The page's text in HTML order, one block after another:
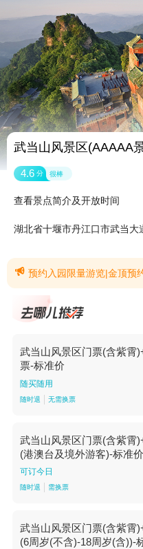
武当山风景区(AAAAA
4.6 分 很棒
查看景点简介及开放时间
湖北省十堰市丹江口市武当大
 预约入园限量游览|金顶预约须知【预约入园限量游览】为保障游客安全与游览体验，武当山景区自公告发布之日起，在3天及以上法定假日期间，对太和宫（金顶）景点实行预约入园、限量游览管理，对其他景点不实行预约限流。具体事项公告如下：一、限量标准太和宫（金顶）景点实行分时段限量管理，全天游客接待量为1.2万人。其中，当日开园至12:00期间，累计接待不超过7000人；12:00至当日闭园期间，累计接待不超过5000人。二、票务办理普通游客预约完成后，可在线上同步购买景区门票。学生、军人等享受优惠的群体，可直接在线上预约后凭本人身份证及优惠证件在检票口核验入园。不熟悉线上预约和购票的老年群体可在线下适老绿色
武当山风景区门票(含紫霄
票-标准价
随买随用
随时退 无需换票
武当山风景区门票(含紫霄
(港澳台及境外游客)-标准价
可订今日
随时退 需换票
武当山风景区门票(含紫霄
(6周岁(不含)-18周岁(含))-
